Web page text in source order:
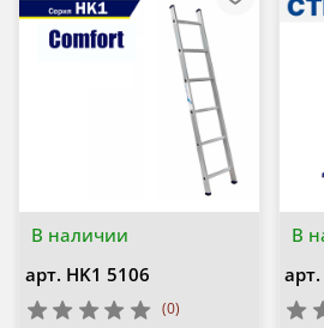
В наличии
арт. HK1 5106
(0)
В
арт.